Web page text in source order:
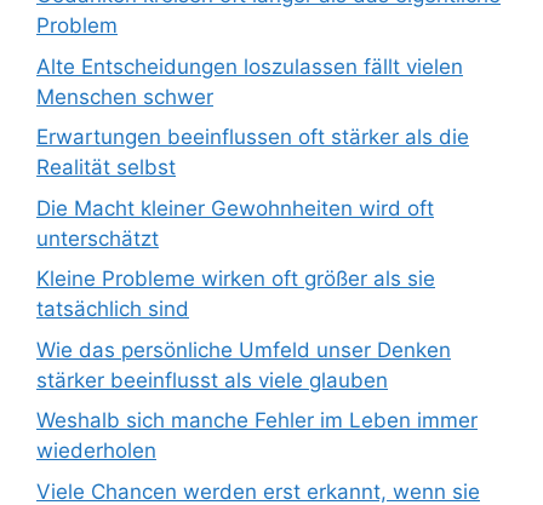
Problem
Alte Entscheidungen loszulassen fällt vielen
Menschen schwer
Erwartungen beeinflussen oft stärker als die
Realität selbst
Die Macht kleiner Gewohnheiten wird oft
unterschätzt
Kleine Probleme wirken oft größer als sie
tatsächlich sind
Wie das persönliche Umfeld unser Denken
stärker beeinflusst als viele glauben
Weshalb sich manche Fehler im Leben immer
wiederholen
Viele Chancen werden erst erkannt, wenn sie